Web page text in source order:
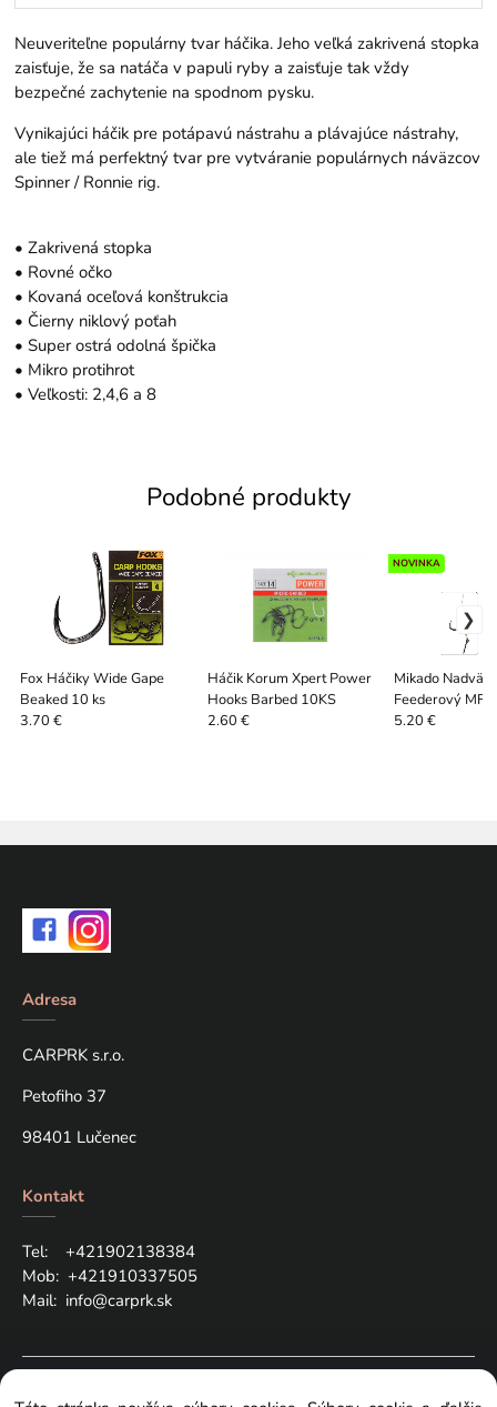
Neuveriteľne populárny tvar háčika. Jeho veľká zakrivená stopka
zaisťuje, že sa natáča v papuli ryby a zaisťuje tak vždy
bezpečné zachytenie na spodnom pysku.
Vynikajúci háčik pre potápavú nástrahu a plávajúce nástrahy,
ale tiež má perfektný tvar pre vytváranie populárnych náväzcov
Spinner / Ronnie rig.
• Zakrivená stopka
• Rovné očko
• Kovaná oceľová konštrukcia
• Čierny niklový poťah
• Super ostrá odolná špička
• Mikro protihrot
• Veľkosti: 2,4,6 a 8
Podobné produkty
Fox Háčiky Wide Gape
Beaked 10 ks
3.70 €
Háčik Korum Xpert Power
Hooks Barbed 10KS
2.60 €
Mikado
Feederový
Ihlou Barbed 8
NOVINKA
5.20 €
Adresa
CARPRK s.r.o.
Petofiho 37
98401 Lučenec
Kontakt
Tel: +421902138384
Mob: +421910337505
Mail: info@carprk.sk